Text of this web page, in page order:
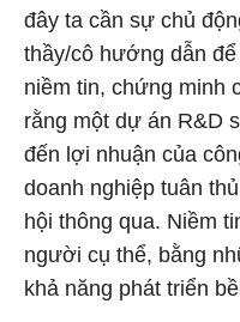
đây ta cần sự chủ
thầy/cô hướng dẫn
niềm tin, chứng minh
rằng một dự án R&D
đến lợi nhuận của
doanh nghiệp tuân
hội thông qua. Niềm
người cụ thể, bằng
khả năng phát triển